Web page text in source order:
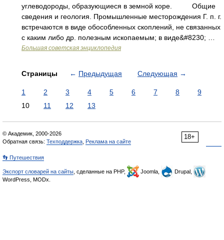
углеводороды, образующиеся в земной коре. Общие
сведения и геология. Промышленные месторождения Г. п. г.
встречаются в виде обособленных скоплений, не связанных
с каким либо др. полезным ископаемым; в виде&#8230; …
Большая советская энциклопедия
Страницы ← Предыдущая Следующая →
1 2 3 4 5 6 7 8
9
10
11 12 13
18+
© Академик, 2000-2026
Обратная связь: Техподдержка Реклама на сайте
👣 Путешествия
Экспорт словарей на сайты , сделанные на PHP, Joomla,
Drupal,
WordPress, MODx.